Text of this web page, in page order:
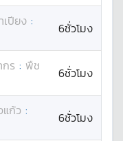
เปียง :
6ชั่วโมง
ร : พืช
6ชั่วโมง
แก้ว :
6ชั่วโมง